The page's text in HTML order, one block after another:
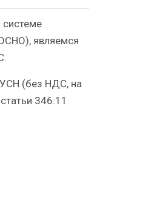
являемся
(без НДС, на
346.11